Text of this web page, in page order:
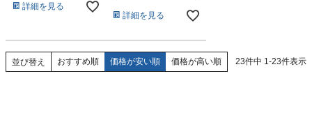
詳細を見る
詳細を見る
並び替え おすすめ順 価格が安い順 価格が高い順 23件中 1-23件表示